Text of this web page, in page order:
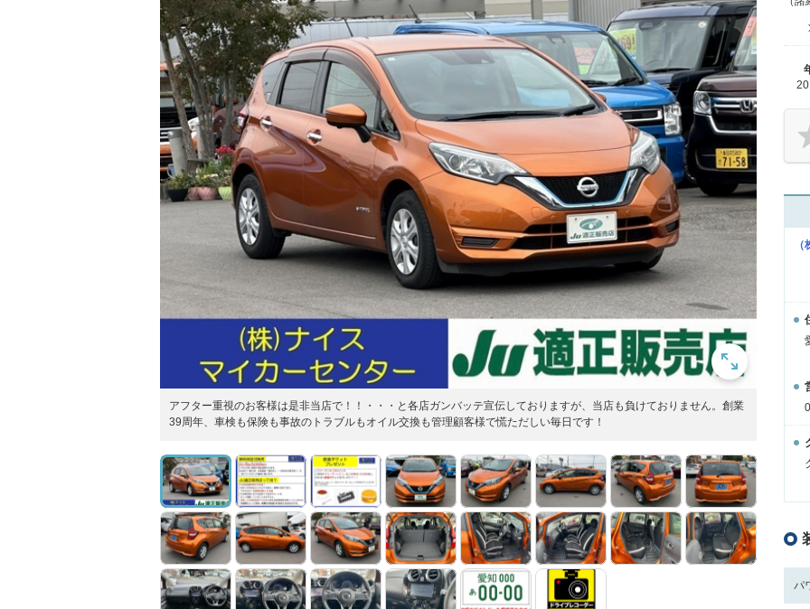
アフター重視のお客様は是非当店で！！・・・と各店ガンバッテ宣伝しておりますが、当店も負けておりません。創業
39周年、車検も保険も事故のトラブルもオイル交換も管理顧客様で慌ただしい毎日です！
パ